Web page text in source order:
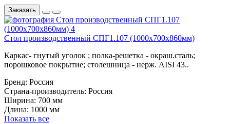
Заказать
Стол производственный СПГ1.107 (1000х700х860мм)
Каркас- гнутый уголок ; полка-решетка - окраш.сталь;
порошковое покрытие; столешница - нерж. AISI 43..
Бренд: Россия
Страна-производитель: Россия
Ширина: 700 мм
Длина: 1000 мм
Показать все